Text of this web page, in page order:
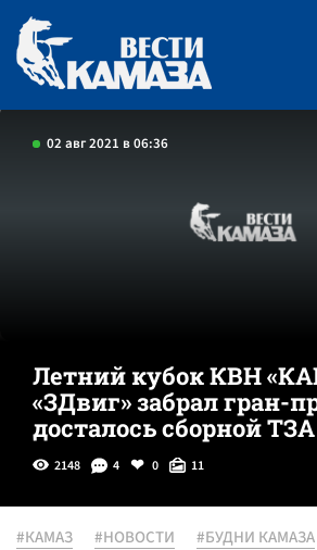
02 авг 2021 в 06:36
Летний кубок КВН
«ЗДвиг» забрал гран-
досталось сборной ТЗА
2148 4 0 11
#КАМАЗ #НОВОСТИ
#БУДНИ КАМАЗА